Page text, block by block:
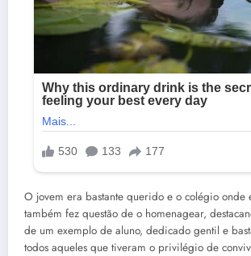
O jovem era bastante querido e o colégio onde
também fez questão de o homenagear,
de um exemplo de aluno, dedicado gentil e
todos aqueles que tiveram o privilégio de